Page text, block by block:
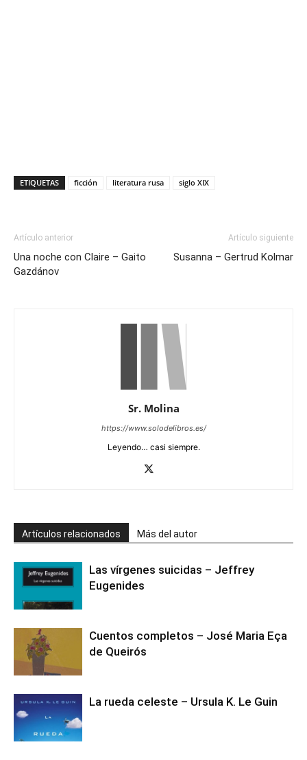
ETIQUETAS ficción literatura rusa siglo XIX
Artículo anterior
Una noche con Claire – Gaito
Gazdánov
Artículo siguiente
Susanna – Gertrud Kolmar
Sr. Molina
https://www.solodelibros.es/
Leyendo… casi siempre.
Artículos relacionados Más del autor
Las vírgenes suicidas – Jeffrey
Eugenides
Cuentos completos – José Maria Eça
de Queirós
La rueda celeste – Ursula K. Le Guin